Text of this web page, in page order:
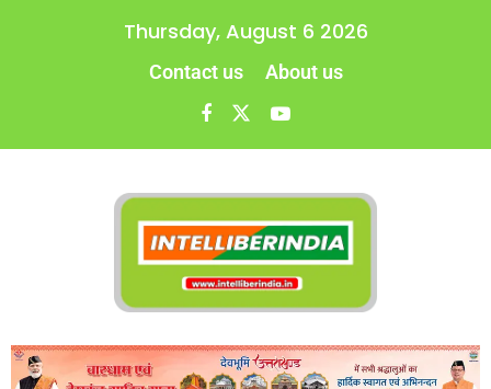
Thursday, August 6 2026
Contact us About us